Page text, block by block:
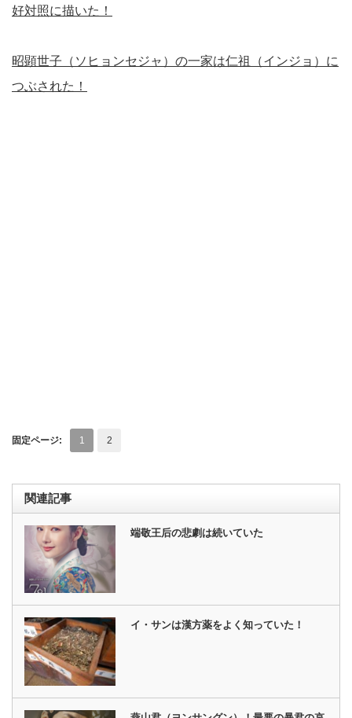
好対照に描いた！
昭顕世子（ソヒョンセジャ）の一家は仁祖（インジョ）に
つぶされた！
固定ページ: 1 2
関連記事
端敬王后の悲劇は続いていた
イ・サンは漢方薬をよく知っていた！